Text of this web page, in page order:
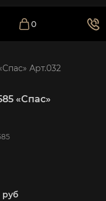
0
Арт.032
«Спас»
руб